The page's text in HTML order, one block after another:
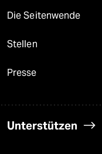
Die Seitenwende
Stellen
Presse
Unterstützen